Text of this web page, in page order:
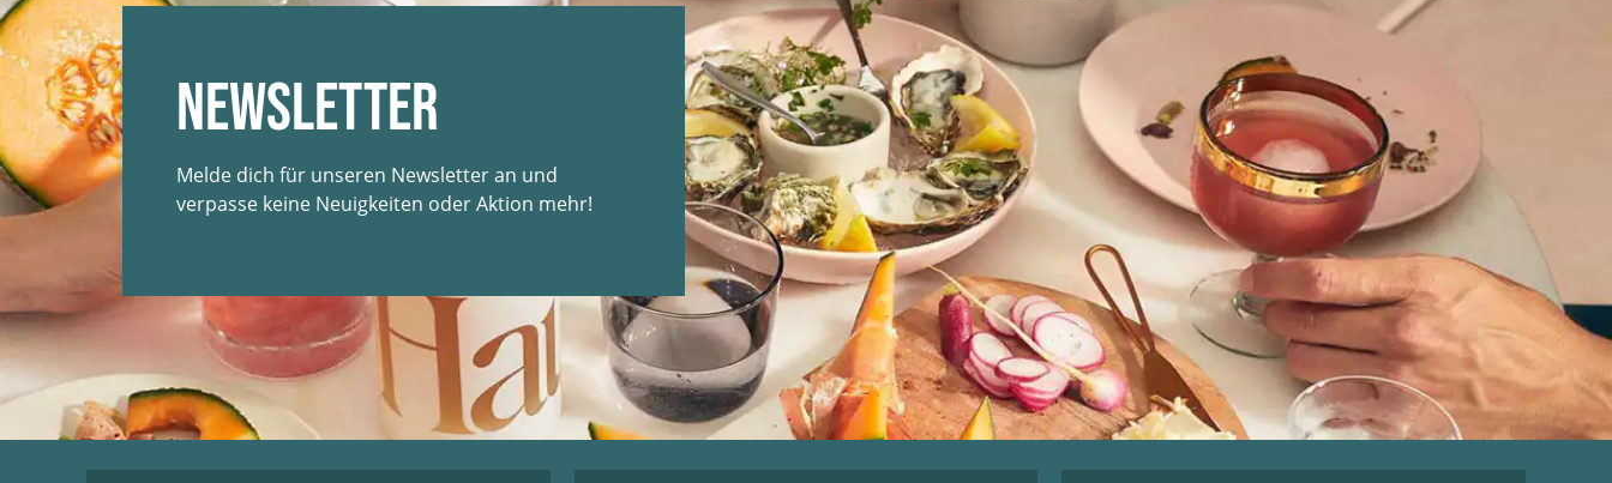
Newsletter
Melde dich für unseren Newsletter an und
verpasse keine Neuigkeiten oder Aktion mehr!